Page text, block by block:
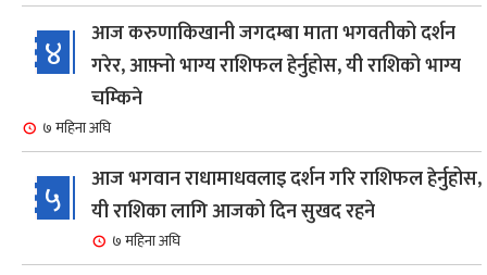
४
आज करुणाकिखानी जगदम्बा माता भगवतीको दर्शन
गरेर, आफ़्नो भाग्य राशिफल हेर्नुहोस, यी राशिको भाग्य
चम्किने
७ महिना अघि
५
आज भगवान राधामाधवलाइ दर्शन गरि राशिफल हेर्नुहोस,
यी राशिका लागि आजको दिन सुखद रहने
७ महिना अघि